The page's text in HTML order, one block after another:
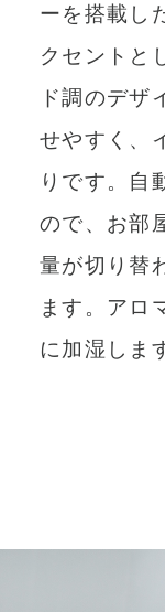
ーを搭載し
クセントと
ド調のデザ
せやすく、
りです。自
ので、お部
量が切り替
ます。アロ
に加湿しま